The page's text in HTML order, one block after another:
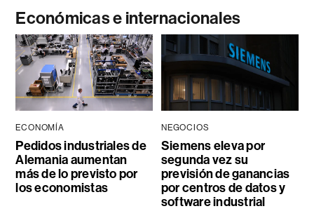
Económicas e internacionales
ECONOMÍA
Pedidos industriales de
Alemania aumentan
más de lo previsto por
los economistas
NEGOCIOS
Siemens eleva por
segunda vez su
previsión de ganancias
por centros de datos y
software industrial